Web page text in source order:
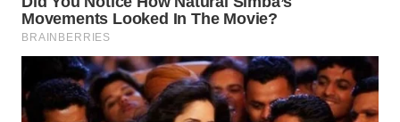
Wahana
Network
KONSUMEN
LISTRIK